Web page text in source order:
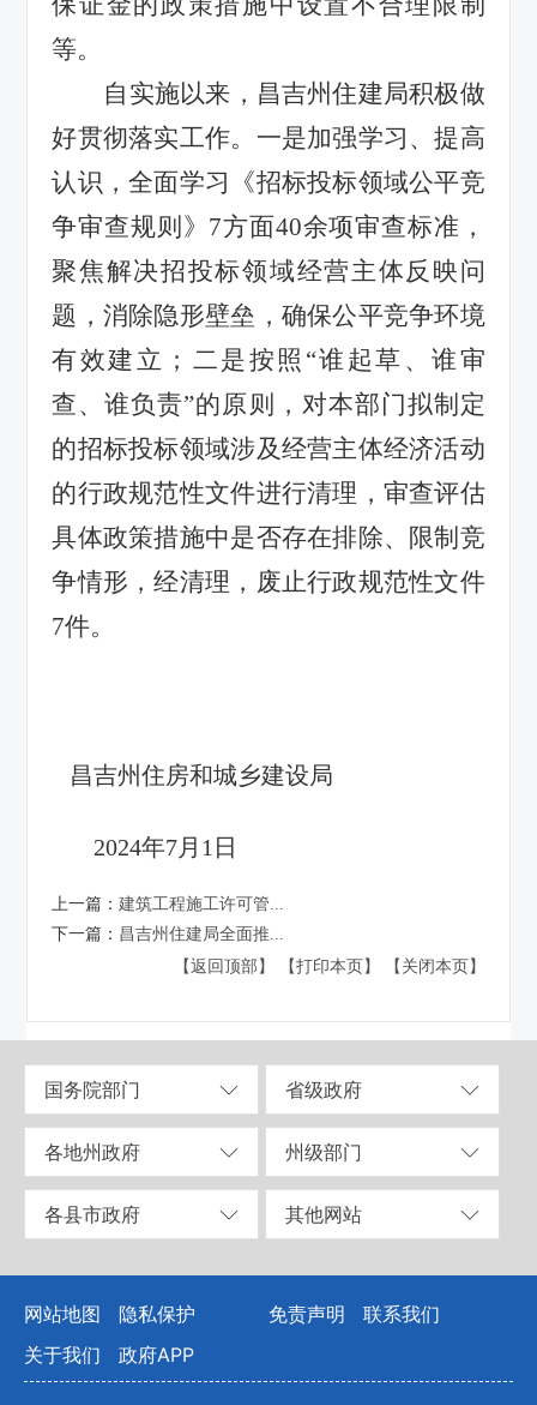
等。
自实施以来，昌吉州住建局积极做
好贯彻落实工作。 一是加强学习、提高
认识，全面学习《招标投标领域公平竞
争审查规则》 7方面40余项审查标准，
聚焦解决招投标领域经营主体反映问
题，消除隐形壁垒，确保公平竞争环境
有效建立；二是按照“谁起草、谁审
查、谁负责”的原则，对本部门拟制定
的招标投标领域涉及经营主体经济活动
的行政规范性文件进行清理，审查评估
具体政策措施中是否存在排除、限制竞
争情形 ，经清理， 废止行政规范性文件
7件。
昌吉州住房和城乡建设局
2024年7月1日
上一篇：建筑工程施工许可管...
下一篇： 昌吉州住建局全面推...
【返回顶部】
【打印本页】 【关闭本页】
国务院部门 省级政府
各地州政府 州级部门
各县市政府 其他网站
网站地图 隐私保护 免责声明
联系我们
关于我们
政府APP